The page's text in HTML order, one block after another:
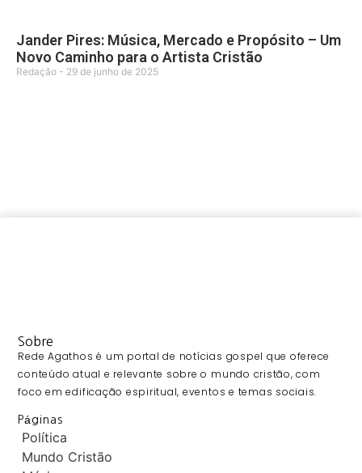
Jander Pires: Música, Mercado e Propósito – Um
Novo Caminho para o Artista Cristão
Redação 29 de junho de 2025
Sobre
Rede Agathos é um portal de notícias gospel que oferece
conteúdo atual e relevante sobre o mundo cristão, com
foco em edificação espiritual, eventos e temas sociais.
Páginas
Política
Mundo Cristão